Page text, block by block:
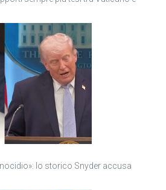
lo storico Snyder accusa